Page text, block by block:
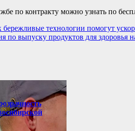
по контракту можно узнать по
технологии помогут
по выпуску продуктов для здоровья